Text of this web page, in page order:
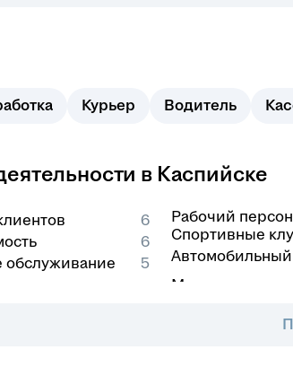
Курьер Водитель
в Каспийске
6
6
обслуживание
5
Рабочий
Спортивные